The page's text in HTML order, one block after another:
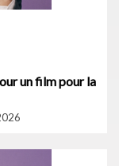
un film pour la